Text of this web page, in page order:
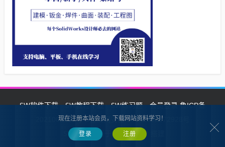
SW软件下载 SW教程下载 SW练习题 会员登录鲁ICP备
2021002287号-1鲁公网安备 37132902372928号
SW自学网 基于 Z-BlogPHP
现在注册本站会员，下载网站资料学习！
登录 注册